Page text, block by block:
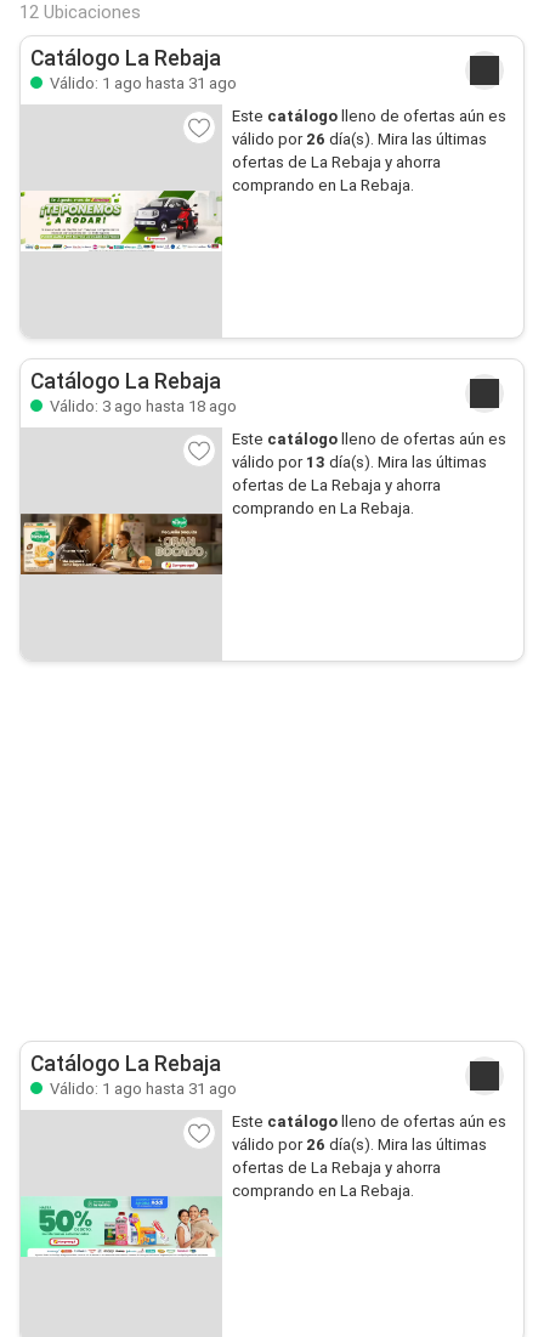
12 Ubicaciones
Catálogo La Rebaja
Válido: 1 ago hasta 31 ago
Este catálogolleno de ofertas aún es
válido por 26 día(s). Mira las últimas
ofertas de La Rebaja y ahorra
comprando en La Rebaja.
Catálogo La Rebaja
Válido: 3 ago hasta 18 ago
Este catálogolleno de ofertas aún es
válido por 13 día(s). Mira las últimas
ofertas de La Rebaja y ahorra
comprando en La Rebaja.
Catálogo La Rebaja
Válido: 1 ago hasta 31 ago
Este catálogolleno de ofertas aún es
válido por 26 día(s). Mira las últimas
ofertas de La Rebaja y ahorra
comprando en La Rebaja.